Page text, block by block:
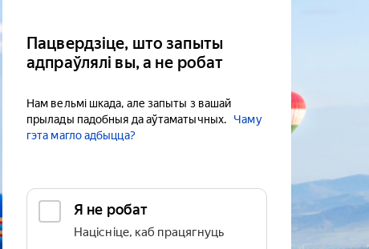
Пацвердзіце, што запыты
адпраўлялі вы, а не робат
Нам вельмі шкада, але запыты з вашай
прылады падобныя да аўтаматычных.
Чаму
гэта магло адбыцца?
Я не робат
Націсніце, каб працягнуць